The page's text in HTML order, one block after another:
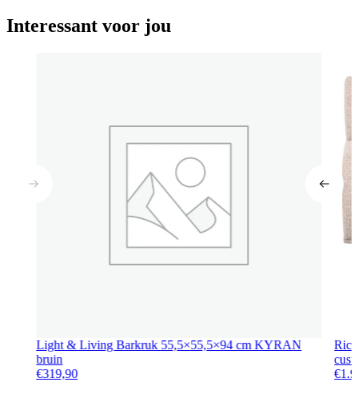
Interessant voor jou
Light & Living Barkruk 55,5×55,5×94 cm KYRAN
bruin
€319,90
€